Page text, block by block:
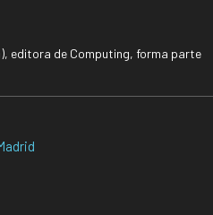
editora de Computing, forma parte